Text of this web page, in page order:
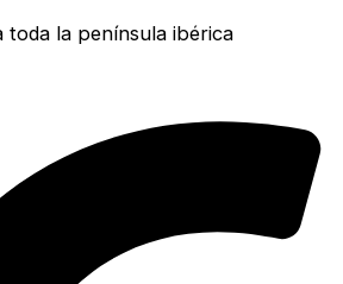
toda la península ibérica